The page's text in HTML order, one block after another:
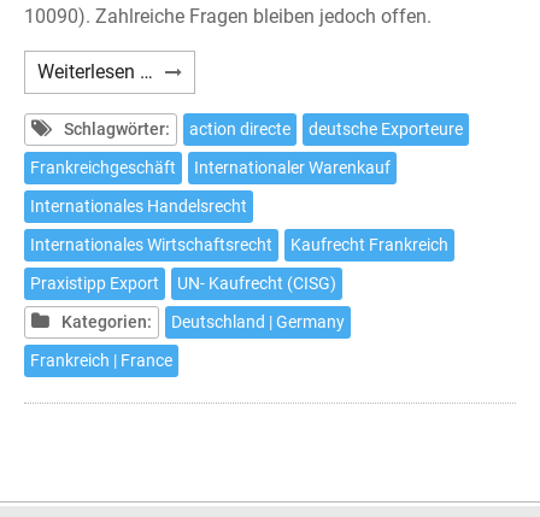
10090). Zahlreiche Fragen bleiben jedoch offen.
Weiterlesen … Internationaler
Warenkauf:
UN-
Kaufrecht
schließt
Direktansprüche
in
der
Lieferkette
nicht
aus
Schlagwörter: action directe
deutsche Exporteure
Frankreichgeschäft
Internationaler Warenkauf
Internationales Handelsrecht
Internationales Wirtschaftsrecht
Kaufrecht Frankreich
Praxistipp Export
UN- Kaufrecht (CISG)
Kategorien:
Deutschland | Germany
Frankreich | France